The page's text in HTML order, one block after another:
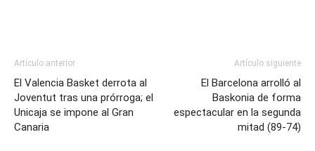
Artículo anterior
El Valencia Basket derrota al
Joventut tras una prórroga; el
Unicaja se impone al Gran
Canaria
Artículo siguiente
El Barcelona arrolló al
Baskonia de forma
espectacular en la segunda
mitad (89-74)